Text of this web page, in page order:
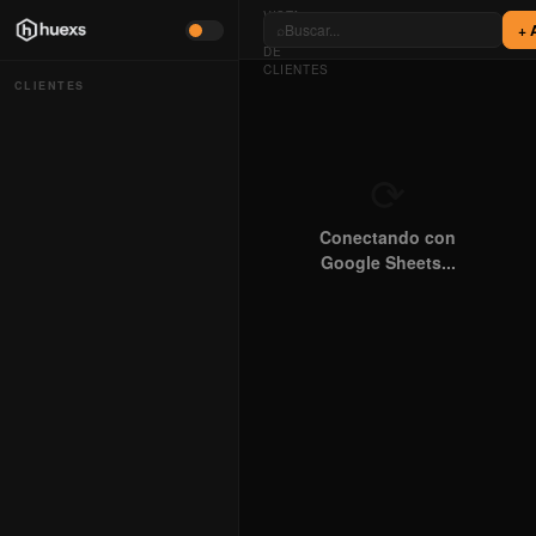
CLIENTES
VISTA
GENERAL
DE
CLIENTES
+
Conectando con
Google Sheets...